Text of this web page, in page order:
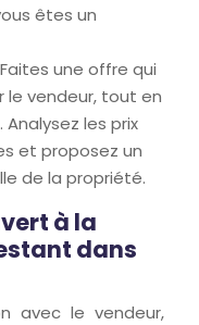
êtes un
Faites une offre qui
vendeur, tout en
les prix
et proposez un
de la propriété.
à la
dans
avec le vendeur,